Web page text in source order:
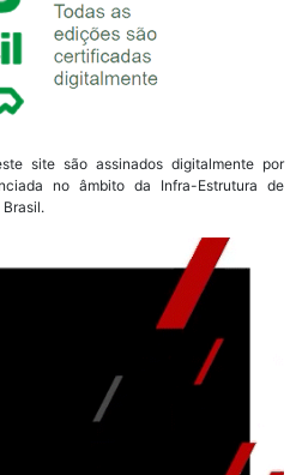
site são assinados digitalmente por
no âmbito da Infra-Estrutura de